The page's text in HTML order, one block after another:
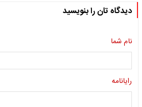
دیدگاه تان را بنویسید
نام شما
رایانامه